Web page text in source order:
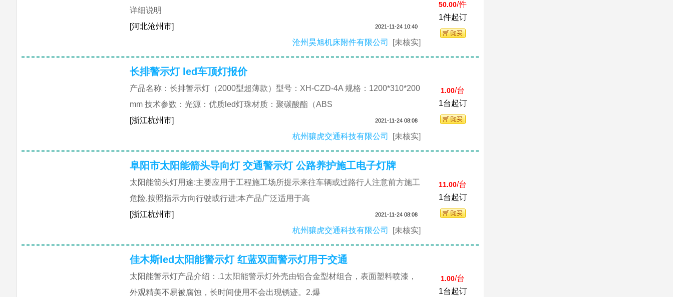
详细说明
2021-11-24 10:40
[河北沧州市]
沧州昊旭机床附件有限公司
[未核实]
50.00/件
1件起订
长排警示灯 led车顶灯报价
产品名称：长排警示灯（2000型超薄款）型号：XH-CZD-4A 规格：1200*310*200
mm 技术参数：光源：优质led灯珠材质：聚碳酸酯（ABS
2021-11-24 08:08
[浙江杭州市]
杭州骧虎交通科技有限公司
[未核实]
1.00/台
1台起订
阜阳市太阳能箭头导向灯 交通警示灯 公路养护施工电子灯牌
太阳能箭头灯用途:主要应用于工程施工场所提示来往车辆或过路行人注意前方施工
危险,按照指示方向行驶或行进;本产品广泛适用于高
2021-11-24 08:08
[浙江杭州市]
杭州骧虎交通科技有限公司
[未核实]
11.00/台
1台起订
佳木斯led太阳能警示灯 红蓝双面警示灯用于交通
太阳能警示灯产品介绍：.1太阳能警示灯外壳由铝合金型材组合，表面塑料喷漆，
外观精美不易被腐蚀，长时间使用不会出现锈迹。2.爆
1.00/台
1台起订